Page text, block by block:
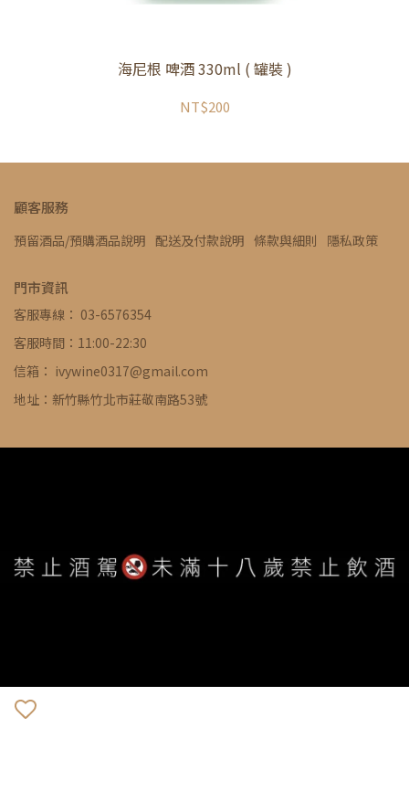
海尼根 啤酒 330ml ( 罐裝 )
NT$200
顧客服務
預留酒品/預購酒品說明 配送及付款說明 條款與細則 隱私政策
門市資訊
客服專線： 03-6576354
客服時間：11:00-22:30
信箱： ivywine0317@gmail.com
地址：新竹縣竹北市莊敬南路53號